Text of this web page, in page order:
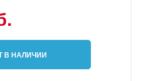
В НАЛИЧИИ